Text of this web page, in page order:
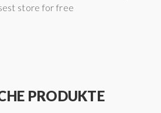
store for free
PRODUKTE